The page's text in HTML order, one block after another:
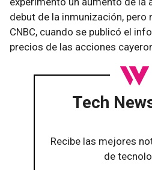
debut de la inmunización, pero
CNBC, cuando se publicó el
precios de las acciones
Tech
Recibe las mejores
de